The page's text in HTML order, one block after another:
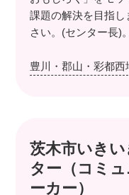
課題の解決を目指
さい。(センター長)。
豊川・郡山・彩都
茨木市いき
ター（コミ
ーカー）